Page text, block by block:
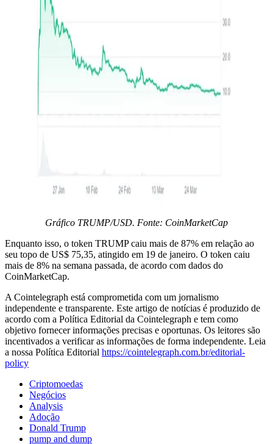
Gráfico TRUMP/USD. Fonte: CoinMarketCap
Enquanto isso, o token TRUMP caiu mais de 87% em relação ao
seu topo de US$ 75,35, atingido em 19 de janeiro. O token caiu
mais de 8% na semana passada, de acordo com dados do
CoinMarketCap.
A Cointelegraph está comprometida com um jornalismo
independente e transparente. Este artigo de notícias é produzido de
acordo com a Política Editorial da Cointelegraph e tem como
objetivo fornecer informações precisas e oportunas. Os leitores são
incentivados a verificar as informações de forma independente. Leia
a nossa Política Editorial https://cointelegraph.com.br/editorial-
policy
Criptomoedas
Negócios
Analysis
Adoção
Donald Trump
pump and dump